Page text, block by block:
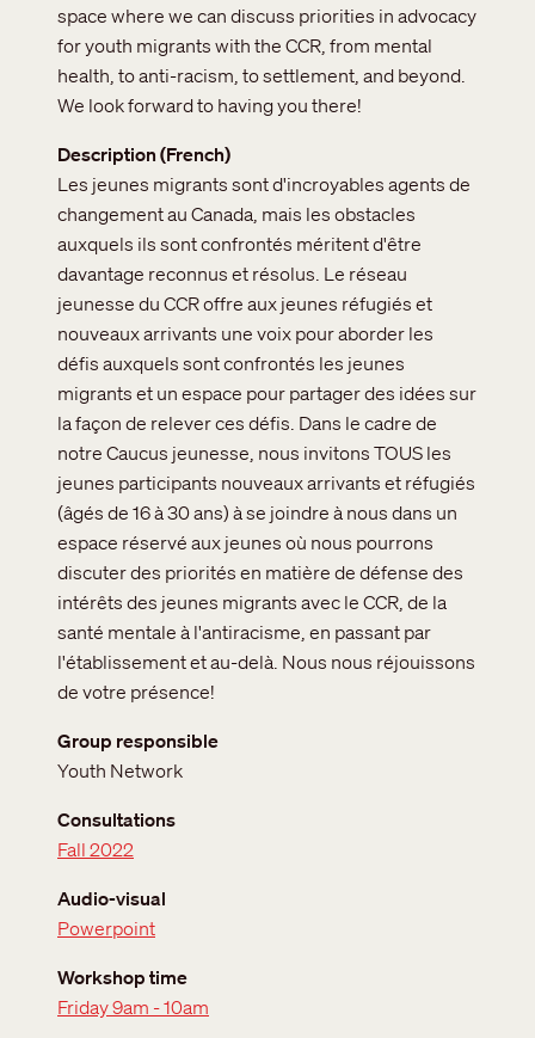
space where we can discuss priorities in advocacy
for youth migrants with the CCR, from mental
health, to anti-racism, to settlement, and beyond.
We look forward to having you there!
Description (French)
Les jeunes migrants sont d'incroyables agents de
changement au Canada, mais les obstacles
auxquels ils sont confrontés méritent d'être
davantage reconnus et résolus. Le réseau
jeunesse du CCR offre aux jeunes réfugiés et
nouveaux arrivants une voix pour aborder les
défis auxquels sont confrontés les jeunes
migrants et un espace pour partager des idées sur
la façon de relever ces défis. Dans le cadre de
notre Caucus jeunesse, nous invitons TOUS les
jeunes participants nouveaux arrivants et réfugiés
(âgés de 16 à 30 ans) à se joindre à nous dans un
espace réservé aux jeunes où nous pourrons
discuter des priorités en matière de défense des
intérêts des jeunes migrants avec le CCR, de la
santé mentale à l'antiracisme, en passant par
l'établissement et au-delà. Nous nous réjouissons
de votre présence!
Group responsible
Youth Network
Consultations
Fall 2022
Audio-visual
Powerpoint
Workshop time
Friday 9am - 10am